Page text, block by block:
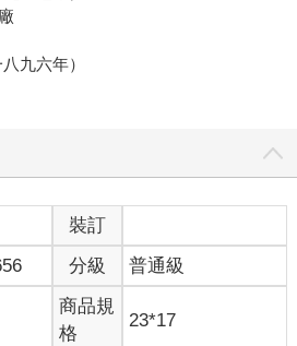
九六年）
裝訂
分級 普通級
商品規
格
23*17